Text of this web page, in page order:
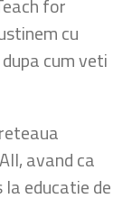
for
cu
cum veti
avand ca
educatie de